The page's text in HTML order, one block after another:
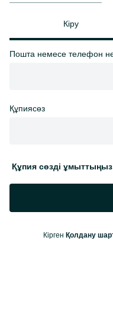
Кіру
Пошта немесе телефон
Құпиясөз
Құпия сөзді
Кірген Қолдану